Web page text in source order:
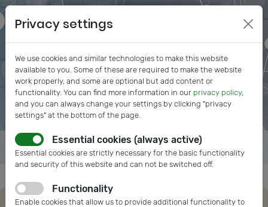
Privacy settings
We use cookies and similar technologies to make this website
available to you. Some of these are required to make the website
work properly, and some are optional but add content or
functionality. You can find more information in our privacy policy,
and you can always change your settings by clicking "privacy
settings" at the bottom of the page.
Essential cookies (always active)
Essential cookies are strictly necessary for the basic functionality
and security of this website and can not be switched off.
Functionality
Enable cookies that allow us to provide additional functionality to